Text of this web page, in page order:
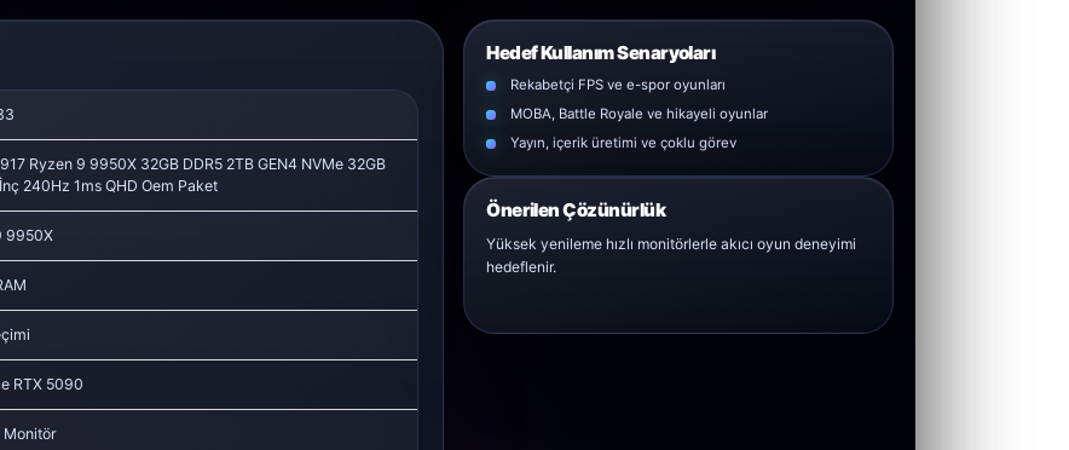
Ryzen 9 9950X 32GB DDR5 2TB GEN4 NVMe 32GB
240Hz 1ms QHD Oem Paket
9950X
RTX 5090
Monitör
Hedef Kullanım Senaryoları
Rekabetçi FPS ve e-spor oyunları
MOBA, Battle Royale ve hikayeli oyunlar
Yayın, içerik üretimi ve çoklu görev
Önerilen Çözünürlük
Yüksek yenileme hızlı monitörlerle akıcı oyun deneyimi
hedeflenir.